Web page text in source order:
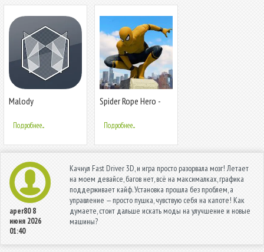
Malody
Подробнее...
Spider Rope Hero -
City
Подробнее...
aper80 8
июня 2026
01:40
Качнул Fast Driver 3D, и игра просто разорвала мозг! Летает
на моем девайсе, багов нет, всё на максималках, графика
поддерживает кайф. Установка прошла без проблем, а
управление — просто пушка, чувствую себя на капоте! Как
думаете, стоит дальше искать моды на улучшение и новые
машины?